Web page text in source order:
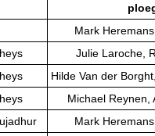
Mark
Julie Laroche,
Hilde Van der
Michael Reynen,
Mark